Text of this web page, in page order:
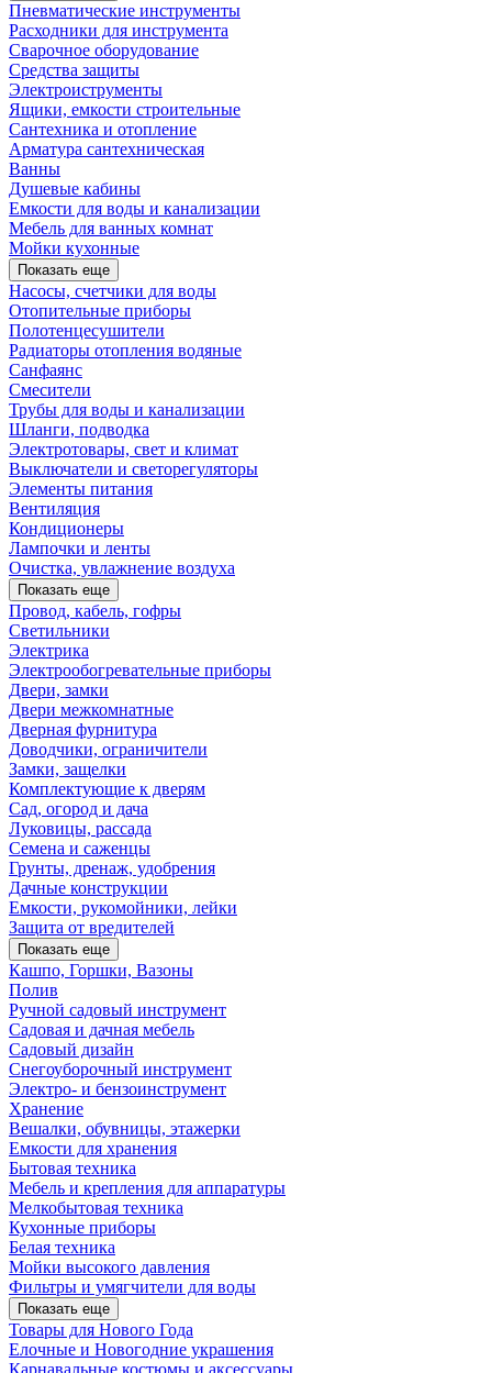
Пневматические инструменты
Расходники для инструмента
Сварочное оборудование
Средства защиты
Электроиструменты
Ящики, емкости строительные
Сантехника и отопление
Арматура сантехническая
Ванны
Душевые кабины
Емкости для воды и канализации
Мебель для ванных комнат
Мойки кухонные
Показать еще
Насосы, счетчики для воды
Отопительные приборы
Полотенцесушители
Радиаторы отопления водяные
Санфаянс
Смесители
Трубы для воды и канализации
Шланги, подводка
Электротовары, свет и климат
Выключатели и светорегуляторы
Элементы питания
Вентиляция
Кондиционеры
Лампочки и ленты
Очистка, увлажнение воздуха
Показать еще
Провод, кабель, гофры
Светильники
Электрика
Электрообогревательные приборы
Двери, замки
Двери межкомнатные
Дверная фурнитура
Доводчики, ограничители
Замки, защелки
Комплектующие к дверям
Сад, огород и дача
Луковицы, рассада
Семена и саженцы
Грунты, дренаж, удобрения
Дачные конструкции
Емкости, рукомойники, лейки
Защита от вредителей
Показать еще
Кашпо, Горшки, Вазоны
Полив
Ручной садовый инструмент
Садовая и дачная мебель
Садовый дизайн
Снегоуборочный инструмент
Электро- и бензоинструмент
Хранение
Вешалки, обувницы, этажерки
Емкости для хранения
Бытовая техника
Мебель и крепления для аппаратуры
Мелкобытовая техника
Кухонные приборы
Белая техника
Мойки высокого давления
Фильтры и умягчители для воды
Показать еще
Товары для Нового Года
Елочные и Новогодние украшения
Карнавальные костюмы и аксессуары